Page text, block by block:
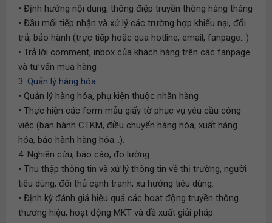
• Định hướng nội dung, thông điệp truyền thông hàng tháng
• Đầu mối tiếp nhận và xử lý các trường hợp khiếu nại, đổi
trả, bảo hành (trực tiếp hoặc qua hotline, email, fanpage...).
• Trả lời comment, inbox của khách hàng trên các fanpage
và tư vấn mua hàng
3. Quản lý hàng hóa:
• Quản lý hàng hóa, phụ kiện thuộc nhãn hàng
• Thực hiện các form mẫu giấy tờ phục vụ yêu cầu công
việc (ban hành CTKM, điều chuyển hàng hóa, xuất hàng
hóa, bảo hành hàng hóa...).
4. Nghiên cứu, báo cáo, đo lường
• Thu thập thông tin và xử lý thông tin về thị trường, người
tiêu dùng, đối thủ cạnh tranh, xu hướng tiêu dùng.
• Định kỳ đánh giá hiệu quả các hoạt động truyền thông
thương hiệu, hoạt động MKT và đề xuất giải pháp